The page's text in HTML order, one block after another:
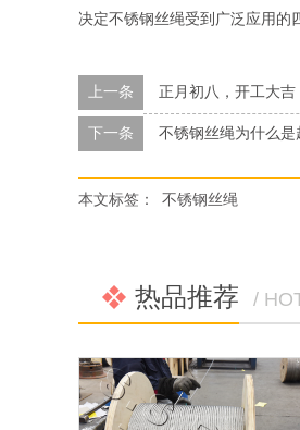
决定不锈钢丝绳受到广泛应用的
上一条 正月初八，开工大吉
下一条 不锈钢丝绳为什么是
本文标签： 不锈钢丝绳
热品推荐 /